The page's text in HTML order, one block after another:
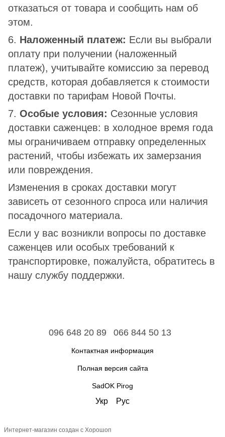
отказаться от товара и сообщить нам об
этом.
6. Наложенный платеж: Если вы выбрали
оплату при получении (наложенный
платеж), учитывайте комиссию за перевод
средств, которая добавляется к стоимости
доставки по тарифам Новой Почты.
7. Особые условия: Сезонные условия
доставки саженцев: в холодное время года
мы ограничиваем отправку определенных
растений, чтобы избежать их замерзания
или повреждения.
Изменения в сроках доставки могут
зависеть от сезонного спроса или наличия
посадочного материала.
Если у вас возникли вопросы по доставке
саженцев или особых требований к
транспортировке, пожалуйста, обратитесь в
нашу службу поддержки.
096 648 20 89 066 844 50 13
Контактная информация
Полная версия сайта
SadOK Pirog
Укр Рус
Интернет-магазин создан с Хорошоп